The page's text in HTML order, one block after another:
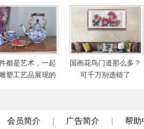
都是艺术，一起
塑工艺品展现的
国画花鸟门道那么多？
可千万别选错了
会员简介 | 广告简介 | 帮助